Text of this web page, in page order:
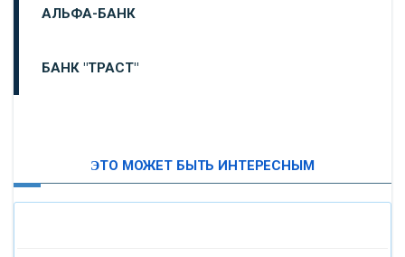
АЛЬФА-БАНК
БАНК "ТРАСТ"
ЭТО МОЖЕТ БЫТЬ ИНТЕРЕСНЫМ